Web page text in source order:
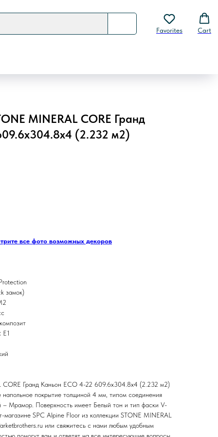
Favorites Cart
MINERAL CORE Гранд
(2.232 м2)
все фото возможных декоров
замок)
E1
CORE Гранд Каньон ЕСО 4-22 609.6х304.8х4 (2.232 м2)
покрытие толщиной 4 мм, типом соединения
– Мрамор. Поверхность имеет Белый тон и тип фаски V-
магазине SPC Alpine Floor из коллекции STONE MINERAL
или свяжитесь с нами любым удобным